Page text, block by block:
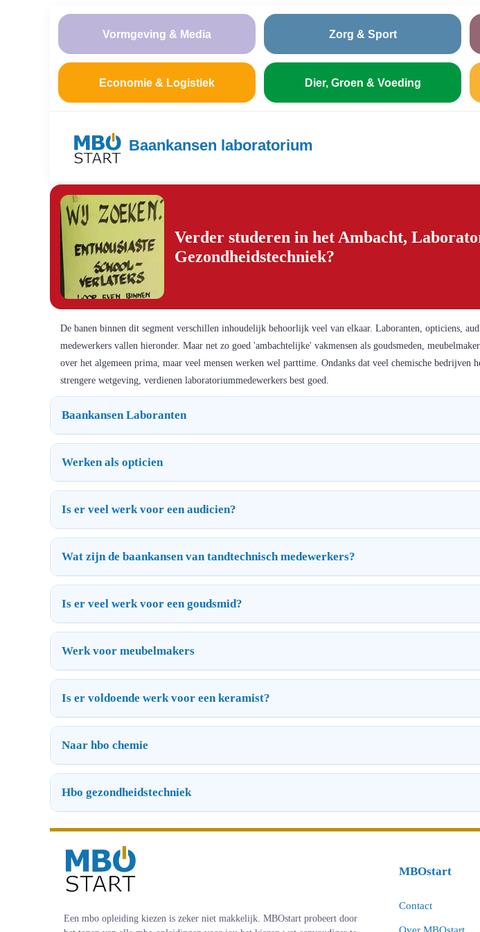
Vormgeving & Media Zorg & Sport
Economie & Logistiek Dier, Groen & Voeding
Baankansen laboratorium
Verder studeren in het Ambacht,
Gezondheidstechniek?
De banen binnen dit segment verschillen inhoudelijk behoorlijk veel van elkaar. Laboranten, opticiens,
medewerkers vallen hieronder. Maar net zo goed 'ambachtelijke' vakmensen als goudsmeden,
over het algemeen prima, maar veel mensen werken wel parttime. Ondanks dat veel chemische bedrijven
strengere wetgeving, verdienen laboratoriummedewerkers best goed.
Baankansen Laboranten
Werken als opticien
Is er veel werk voor een audicien?
Wat zijn de baankansen van tandtechnisch medewerkers?
Is er veel werk voor een goudsmid?
Werk voor meubelmakers
Is er voldoende werk voor een keramist?
Naar hbo chemie
Hbo gezondheidstechniek
Een mbo opleiding kiezen is zeker niet makkelijk. MBOstart probeert door
MBOstart
Contact
Over MBOstart